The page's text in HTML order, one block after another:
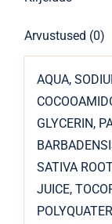
Arvustused (0)
AQUA,
GLYCERIN,
SATIVA
JUICE,